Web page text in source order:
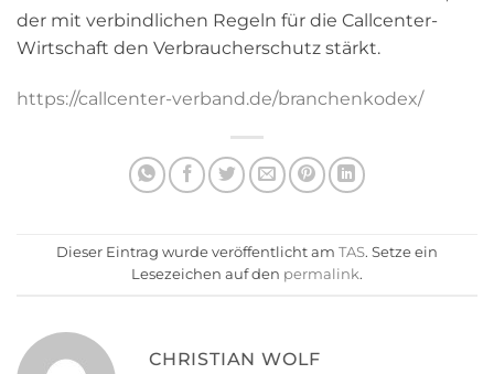
der mit verbindlichen Regeln für die Callcenter-
Wirtschaft den Verbraucherschutz stärkt.
https://callcenter-verband.de/branchenkodex/
Dieser Eintrag wurde veröffentlicht am TAS. Setze ein
Lesezeichen auf den permalink.
CHRISTIAN WOLF